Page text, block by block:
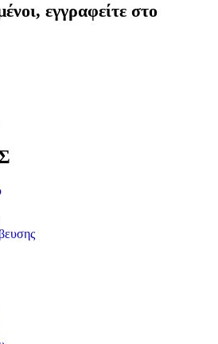
εγγραφείτε στο